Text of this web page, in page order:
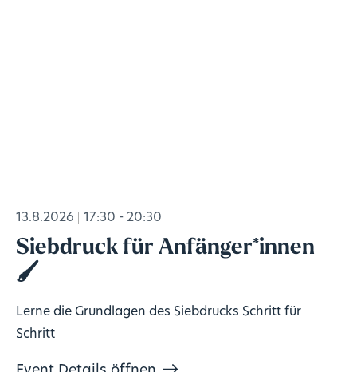
13.8.2026 17:30 - 20:30
Siebdruck für Anfänger*innen
🖌️
Lerne die Grundlagen des Siebdrucks Schritt für
Schritt